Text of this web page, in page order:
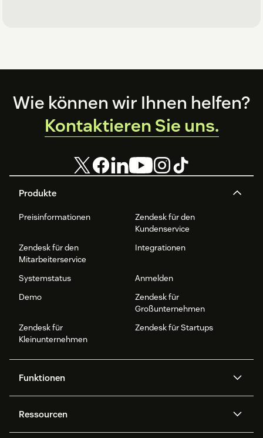
Footer
Produkte
Preisinformationen
Zendesk für den
Kundenservice
Zendesk für den
Mitarbeiterservice
Integrationen
Systemstatus
Anmelden
Demo
Zendesk für
Großunternehmen
Zendesk für
Kleinunternehmen
Zendesk für Startups
Funktionen
Zendesk-KI
Ressourcen
Wie können wir Ihnen helfen?
Kontaktieren Sie uns.